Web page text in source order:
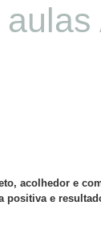
acolhedor e
e